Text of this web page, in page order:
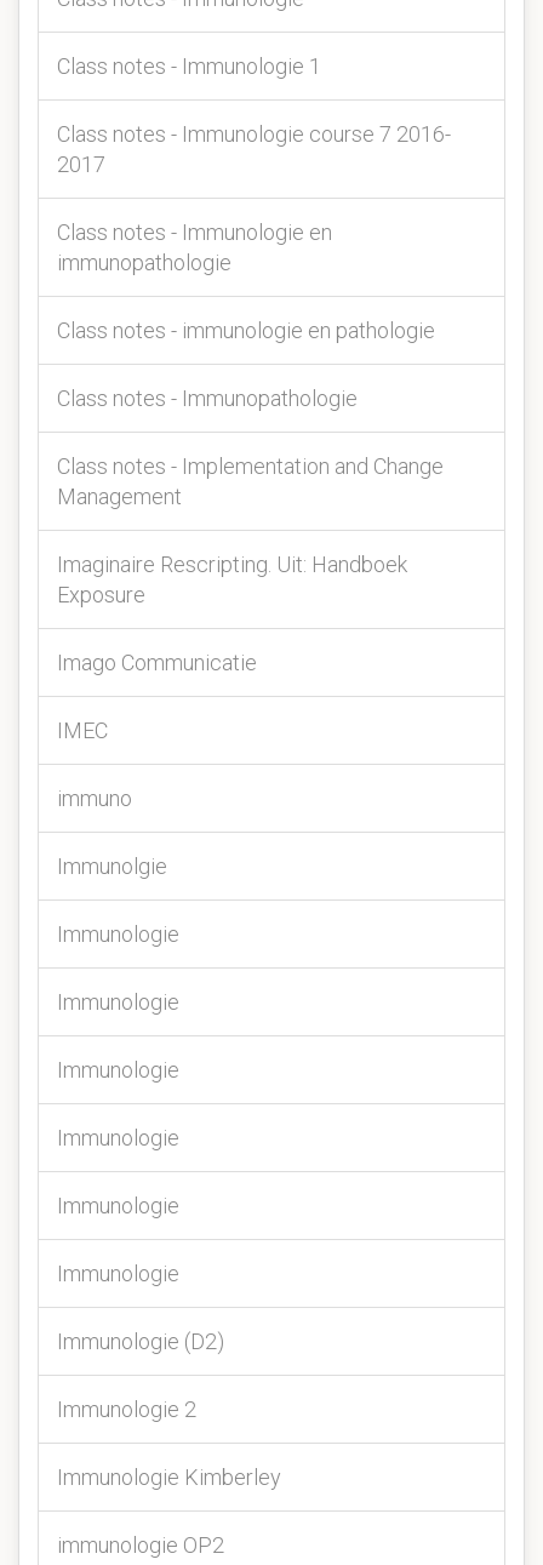
Class notes - Immunologie 1
Class notes - Immunologie course 7 2016-
2017
Class notes - Immunologie en
immunopathologie
Class notes - immunologie en pathologie
Class notes - Immunopathologie
Class notes - Implementation and Change
Management
Imaginaire Rescripting. Uit: Handboek
Exposure
Imago Communicatie
IMEC
immuno
Immunolgie
Immunologie
Immunologie
Immunologie
Immunologie
Immunologie
Immunologie
Immunologie (D2)
Immunologie 2
Immunologie Kimberley
immunologie OP2